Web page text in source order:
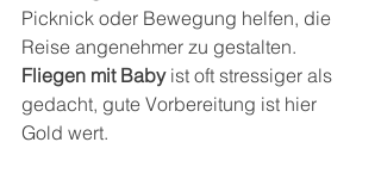
Picknick oder Bewegung helfen, die
Reise angenehmer zu gestalten.
Fliegen mit Baby ist oft stressiger als
gedacht, gute Vorbereitung ist hier
Gold wert.